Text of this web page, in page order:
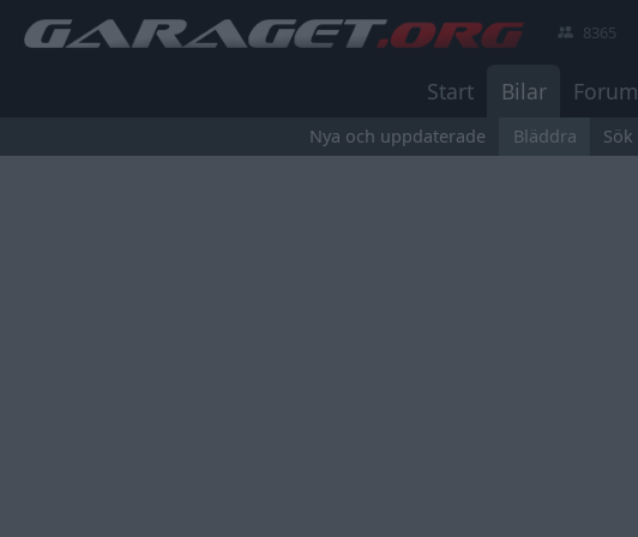
8365
Start Bilar Forum
Nya och uppdaterade Bläddra Sök